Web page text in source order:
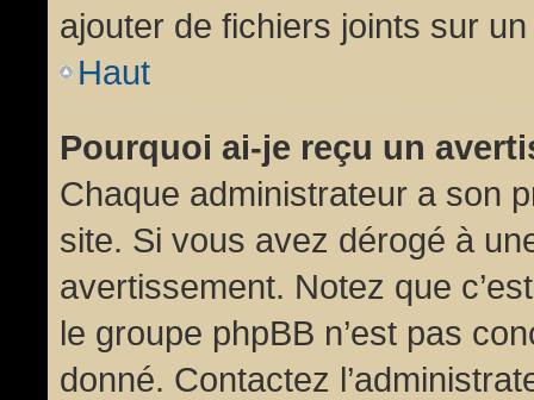
ajouter de fichiers joints sur
Haut
Pourquoi ai-je reçu un
Chaque administrateur a son
site. Si vous avez dérogé à
avertissement. Notez que
le groupe phpBB n’est pas
donné. Contactez